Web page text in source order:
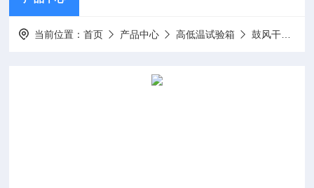
当前位置：首页 产品中心 高低温试验箱 鼓风干燥箱